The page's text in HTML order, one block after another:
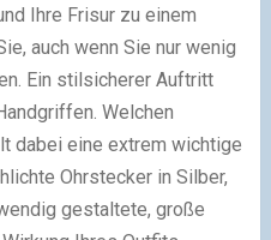
Ihre Frisur zu einem
auch wenn Sie nur wenig
Ein stilsicherer Auftritt
Welchen
dabei eine extrem wichtige
Ohrstecker in Silber,
gestaltete, große